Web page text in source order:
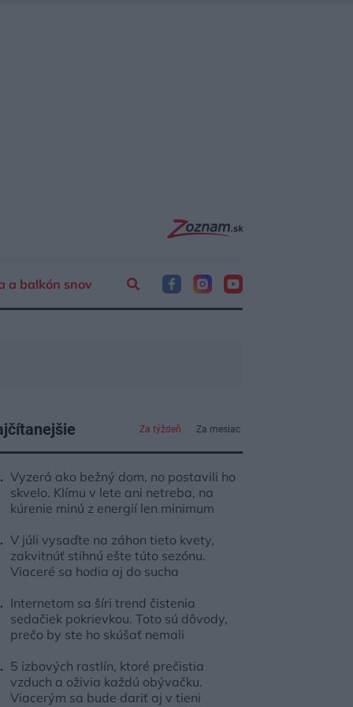
a balkón snov
Za týždeň Za mesiac
Vyzerá ako bežný dom, no postavili ho
skvelo. Klímu v lete ani netreba, na
kúrenie minú z energií len minimum
V júli vysaďte na záhon tieto kvety,
zakvitnúť stihnú ešte túto sezónu.
Viaceré sa hodia aj do sucha
Internetom sa šíri trend čistenia
sedačiek pokrievkou. Toto sú dôvody,
prečo by ste ho skúšať nemali
5 izbových rastlín, ktoré prečistia
vzduch a oživia každú obývačku.
Viacerým sa bude dariť aj v tieni